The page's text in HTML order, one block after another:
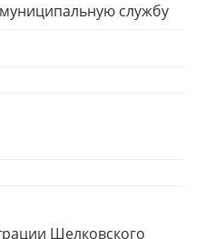
службу
Шелковского